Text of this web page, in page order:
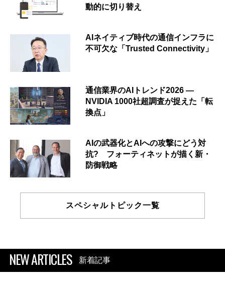
動的に切り替え
AIネイティブ時代の通信インフラに
不可欠な「Trusted Connectivity」
通信業界のAIトレンド2026 ―
NVIDIA 1000社超調査が捉えた「転
換点」
AIの武器化とAIへの攻撃にどう対
抗? フォーティネットが描く新・
防御戦略
スペシャルトピック一覧
NEW ARTICLES 新着記事